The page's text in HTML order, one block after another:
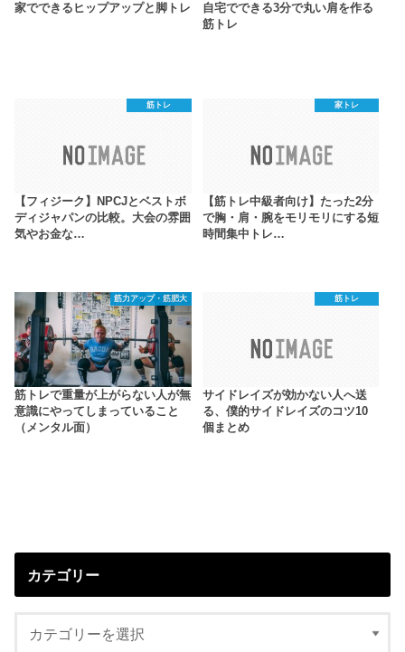
家でできるヒップアップと脚トレ
自宅でできる3分で丸い肩を作る
筋トレ
筋トレ
【フィジーク】NPCJとベストボ
ディジャパンの比較。大会の雰囲
気やお金な…
家トレ
【筋トレ中級者向け】たった2分
で胸・肩・腕をモリモリにする短
時間集中トレ…
筋力アップ・筋肥大
筋トレで重量が上がらない人が無
意識にやってしまっていること
（メンタル面）
筋トレ
サイドレイズが効かない人へ送
る、僕的サイドレイズのコツ10
個まとめ
カテゴリー